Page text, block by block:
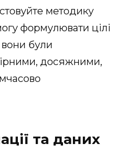
методику
формулювати цілі
були
досяжними,
та даних